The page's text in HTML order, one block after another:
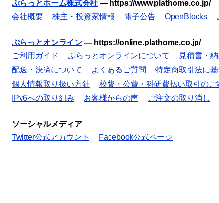
ぷらっとホーム株式会社 — https://www.plathome.co.jp/
会社概要
株主・投資家情報 電子公告 OpenBlocks
ぷらっとオンライン — https://online.plathome.co.jp/
ご利用ガイド
ぷらっとオンラインについて
見積書・
配送・決済について
よくあるご質問
特定商取引法に
個人情報取り扱い方針
校費・公費・科研費払い取引のご
IPv6への取り組み
お客様からの声 ご注文の取り消し
ソーシャルメディア
Twitter公式アカウント
Facebook公式ページ